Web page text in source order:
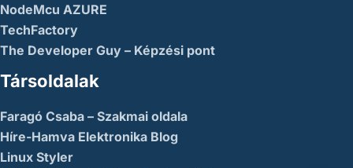
NodeMcu AZURE
TechFactory
The Developer Guy – Képzési pont
Társoldalak
Faragó Csaba – Szakmai oldala
Híre-Hamva Elektronika Blog
Linux Styler